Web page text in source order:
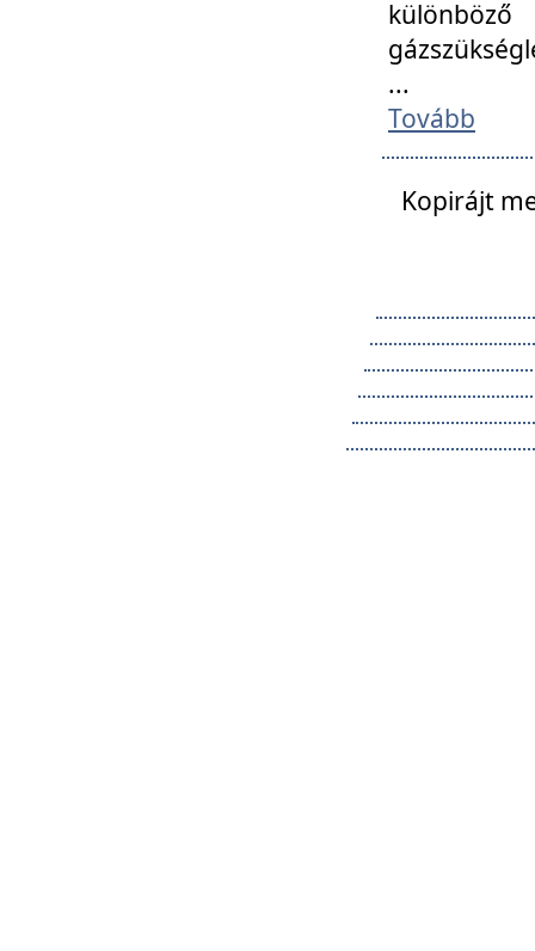
...
Tovább
Kopirájt